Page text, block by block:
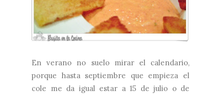
En verano no suelo mirar el calendario,
porque hasta septiembre que empieza el
cole me da igual estar a 15 de julio o de